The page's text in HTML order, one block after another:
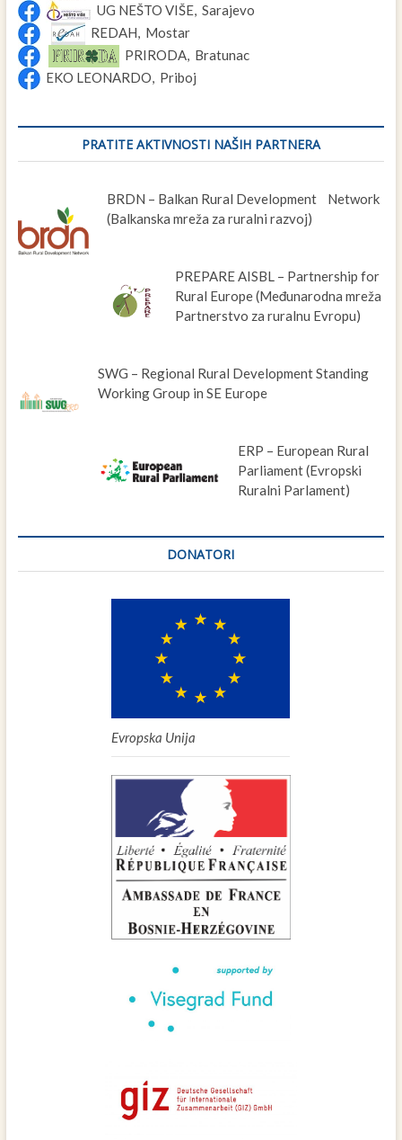
UG NEŠTO VIŠE, Sarajevo
REDAH, Mostar
PRIRODA, Bratunac
EKO LEONARDO, Priboj
PRATITE AKTIVNOSTI NAŠIH PARTNERA
BRDN – Balkan Rural Development Network
(Balkanska mreža za ruralni razvoj)
PREPARE AISBL – Partnership for
Rural Europe (Međunarodna mreža
Partnerstvo za ruralnu Evropu)
SWG – Regional Rural Development Standing
Working Group in SE Europe
ERP – European Rural
Parliament (Evropski
Ruralni Parlament)
DONATORI
Evropska Unija